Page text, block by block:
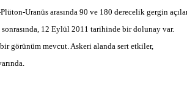
Uranüs arasında 90 ve 180 derecelik gergin
12 Eylül 2011 tarihinde bir dolunay var.
görünüm mevcut. Askeri alanda sert etkiler,